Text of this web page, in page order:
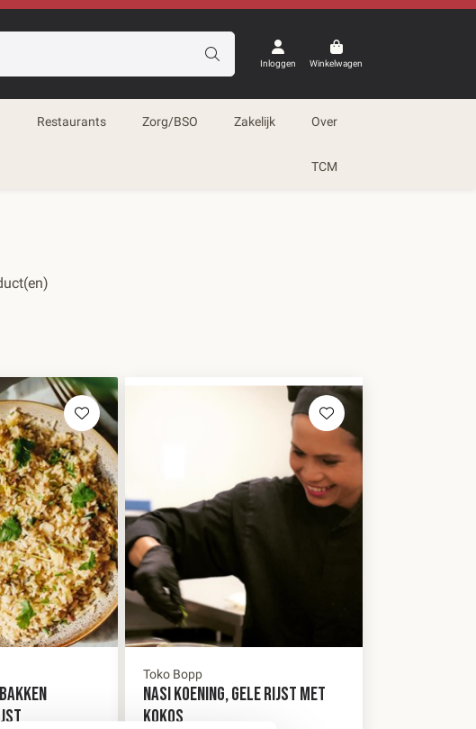
Inloggen Winkelwagen
Restaurants Zorg/BSO Zakelijk Over
TCM
Toko Bopp
NASI KOENING, GELE RIJST MET
KOKOS